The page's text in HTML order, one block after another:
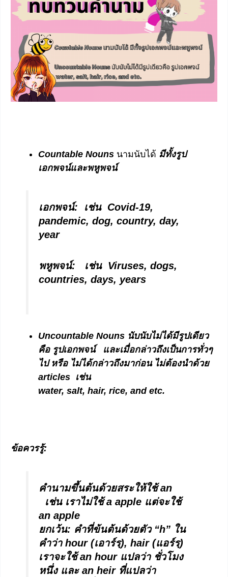
Countable Nouns นามนับได้ มีทั้งรูป
เอกพจน์และพหูพจน์
เอกพจน์: เช่น Covid-19,
pandemic, dog, country, day,
year
พหูพจน์: เช่น Viruses, dogs,
countries, days, years
Uncountable Nouns นับนับไม่ได้มีรูปเดียว
คือ รูปเอกพจน์ และเมื่อกล่าวถึงเป็นการทั่วๆ
ไป หรือ ไม่ได้กล่าวถึงมาก่อน ไม่ต้องนำด้วย
articles เช่น
water, salt, hair, rice, and etc.
ข้อควรรู้:
คำนามขึ้นต้นด้วยสระให้ใช้an
เช่น เราไม่ใช้ a apple แต่จะใช้
an apple
ยกเว้น: คำที่ข้นต้นด้วยตัว “h” ใน
คำว่า hour (เอาร์รฺ), hair (แอร์รฺ)
เราจะใช้ an hour แปลว่า ชั่วโมง
หนึ่ง และ an heir ที่แปลว่า